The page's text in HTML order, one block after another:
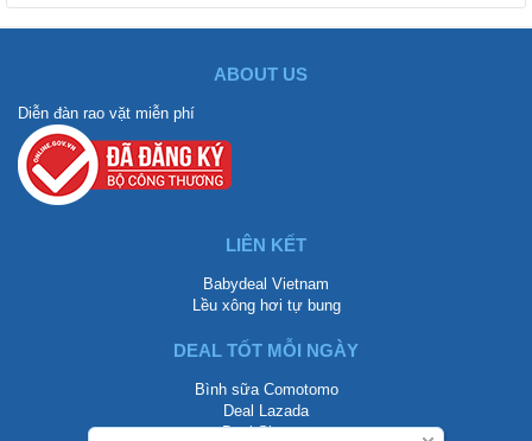
ABOUT US
Diễn đàn rao vặt miễn phí
LIÊN KẾT
Babydeal Vietnam
Lều xông hơi tự bung
DEAL TỐT MỖI NGÀY
Bình sữa Comotomo
Deal Lazada
Deal Shopee